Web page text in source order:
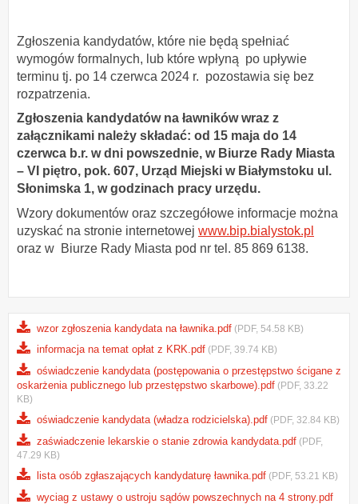
Zgłoszenia kandydatów, które nie będą spełniać
wymogów formalnych, lub które wpłyną po upływie
terminu tj. po 14 czerwca 2024 r. pozostawia się bez
rozpatrzenia.
Zgłoszenia kandydatów na ławników wraz z
załącznikami należy składać: od 15 maja do 14
czerwca b.r. w dni powszednie, w Biurze Rady Miasta
– VI piętro, pok. 607, Urząd Miejski w Białymstoku ul.
Słonimska 1, w godzinach pracy urzędu.
Wzory dokumentów oraz szczegółowe informacje można
uzyskać na stronie internetowej www.bip.bialystok.pl
oraz w Biurze Rady Miasta pod nr tel. 85 869 6138.
wzor zgłoszenia kandydata na ławnika.pdf (PDF, 54.58 KB)
informacja na temat opłat z KRK.pdf (PDF, 39.74 KB)
oświadczenie kandydata (postępowania o przestępstwo ścigane z
oskarżenia publicznego lub przestępstwo skarbowe).pdf (PDF, 33.22
KB)
oświadczenie kandydata (władza rodzicielska).pdf (PDF, 32.84 KB)
zaświadczenie lekarskie o stanie zdrowia kandydata.pdf (PDF,
47.29 KB)
lista osób zgłaszających kandydaturę ławnika.pdf (PDF, 53.21 KB)
wyciag z ustawy o ustroju sądów powszechnych na 4 strony.pdf